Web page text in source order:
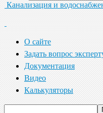
Канализация и
О сайте
Задать вопрос
Документация
Видео
Калькуляторы